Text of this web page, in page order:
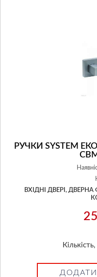
РУЧКИ SYSTEM
ВХІДНІ ДВЕРІ, ДВЕРНА